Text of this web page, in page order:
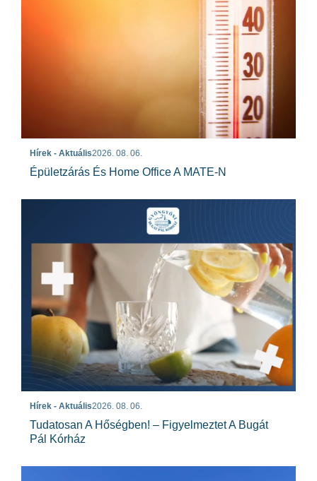
Hírek - Aktuális2026. 08. 06.
Épületzárás És Home Office A MATE-N
Hírek - Aktuális2026. 08. 06.
Tudatosan A Hőségben! – Figyelmeztet A Bugát
Pál Kórház